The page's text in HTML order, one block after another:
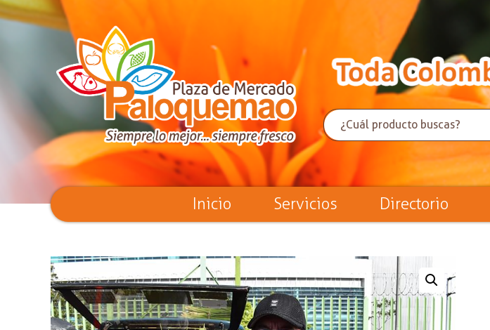
Inicio Servicios Directorio